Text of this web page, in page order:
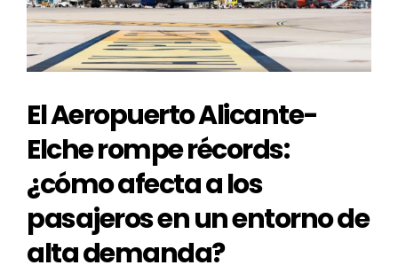
El Aeropuerto Alicante-
Elche rompe récords:
¿cómo afecta a los
pasajeros en un entorno de
alta demanda?